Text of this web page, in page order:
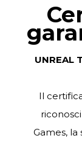
UNREAL
Il
Games,